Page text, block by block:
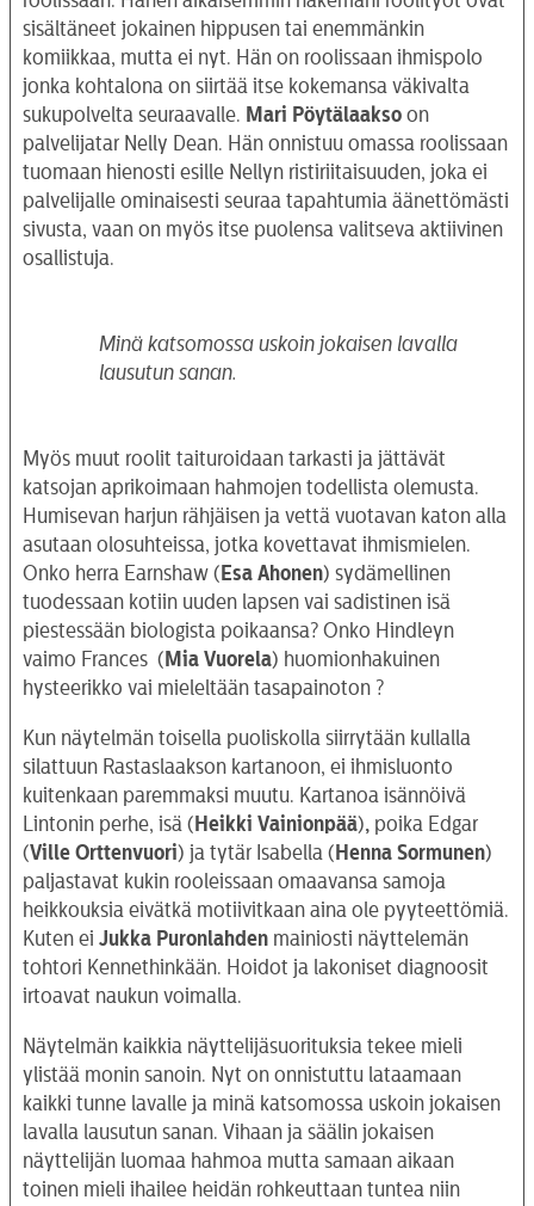
sisältäneet jokainen hippusen tai enemmänkin
komiikkaa, mutta ei nyt. Hän on roolissaan ihmispolo
jonka kohtalona on siirtää itse kokemansa väkivalta
sukupolvelta seuraavalle. Mari Pöytälaakso on
palvelijatar Nelly Dean. Hän onnistuu omassa roolissaan
tuomaan hienosti esille Nellyn ristiriitaisuuden, joka ei
palvelijalle ominaisesti seuraa tapahtumia äänettömästi
sivusta, vaan on myös itse puolensa valitseva aktiivinen
osallistuja.
Minä katsomossa uskoin jokaisen lavalla
lausutun sanan.
Myös muut roolit taituroidaan tarkasti ja jättävät
katsojan aprikoimaan hahmojen todellista olemusta.
Humisevan harjun rähjäisen ja vettä vuotavan katon alla
asutaan olosuhteissa, jotka kovettavat ihmismielen.
Onko herra Earnshaw ( Esa Ahonen) sydämellinen
tuodessaan kotiin uuden lapsen vai sadistinen isä
piestessään biologista poikaansa? Onko Hindleyn
vaimo Frances ( Mia Vuorela) huomionhakuinen
hysteerikko vai mieleltään tasapainoton ?
Kun näytelmän toisella puoliskolla siirrytään kullalla
silattuun Rastaslaakson kartanoon, ei ihmisluonto
kuitenkaan paremmaksi muutu. Kartanoa isännöivä
Lintonin perhe, isä ( Heikki Vainionpää), poika Edgar
(Ville Orttenvuori) ja tytär Isabella ( Henna Sormunen)
paljastavat kukin rooleissaan omaavansa samoja
heikkouksia eivätkä motiivitkaan aina ole pyyteettömiä.
Kuten ei Jukka Puronlahden mainiosti näyttelemän
tohtori Kennethinkään. Hoidot ja lakoniset diagnoosit
irtoavat naukun voimalla.
Näytelmän kaikkia näyttelijäsuorituksia tekee mieli
ylistää monin sanoin. Nyt on onnistuttu lataamaan
kaikki tunne lavalle ja minä katsomossa uskoin jokaisen
lavalla lausutun sanan. Vihaan ja säälin jokaisen
näyttelijän luomaa hahmoa mutta samaan aikaan
toinen mieli ihailee heidän rohkeuttaan tuntea niin